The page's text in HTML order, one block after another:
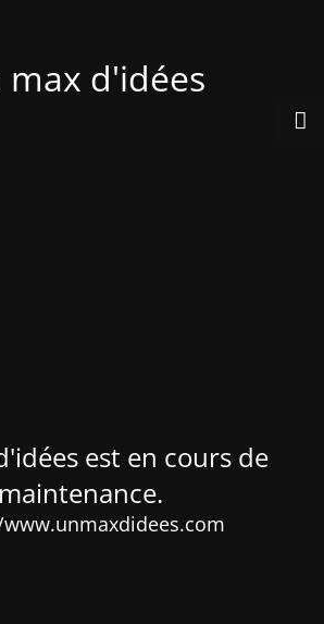
max d'idées
est en cours de
maintenance.